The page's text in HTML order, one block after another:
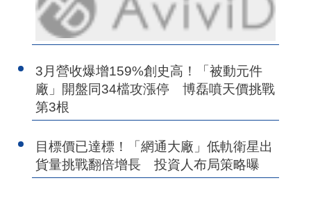
3月營收爆增159%創史高！「被動元件
廠」開盤同34檔攻漲停 博磊噴天價挑戰
第3根
目標價已達標！「網通大廠」低軌衛星出
貨量挑戰翻倍增長 投資人布局策略曝